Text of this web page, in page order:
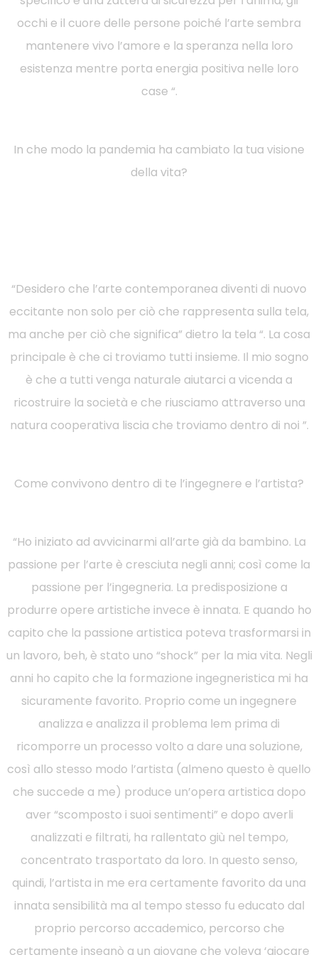
occhi e il cuore delle persone poiché l’arte sembra
mantenere vivo l’amore e la speranza nella loro
esistenza mentre porta energia positiva nelle loro
case “.
In che modo la pandemia ha cambiato la tua visione
della vita?
“Desidero che l’arte contemporanea diventi di nuovo
eccitante non solo per ciò che rappresenta sulla tela,
ma anche per ciò che significa” dietro la tela “. La cosa
principale è che ci troviamo tutti insieme. Il mio sogno
è che a tutti venga naturale aiutarci a vicenda a
ricostruire la società e che riusciamo attraverso una
natura cooperativa liscia che troviamo dentro di noi ”.
Come convivono dentro di te l’ingegnere e l’artista?
“Ho iniziato ad avvicinarmi all’arte già da bambino. La
passione per l’arte è cresciuta negli anni; così come la
passione per l’ingegneria. La predisposizione a
produrre opere artistiche invece è innata. E quando ho
capito che la passione artistica poteva trasformarsi in
un lavoro, beh, è ​​stato uno “shock” per la mia vita. Negli
anni ho capito che la formazione ingegneristica mi ha
sicuramente favorito. Proprio come un ingegnere
analizza e analizza il problema lem prima di
ricomporre un processo volto a dare una soluzione,
così allo stesso modo l’artista (almeno questo è quello
che succede a me) produce un’opera artistica dopo
aver “scomposto i suoi sentimenti” e dopo averli
analizzati e filtrati, ha rallentato giù nel tempo,
concentrato trasportato da loro. In questo senso,
quindi, l’artista in me era certamente favorito da una
innata sensibilità ma al tempo stesso fu educato dal
proprio percorso accademico, percorso che
certamente insegnò a un giovane che voleva ‘giocare